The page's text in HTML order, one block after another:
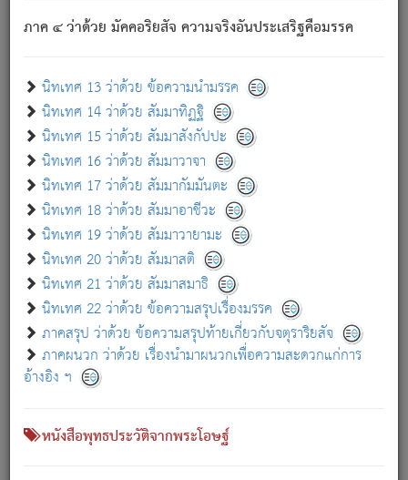
ภาค ๔ ว่าด้วย มัคคอริยสัจ ความจริงอันประเสริฐคือมรรค
นิทเทศ 13 ว่าด้วย ข้อความนำมรรค
นิทเทศ 14 ว่าด้วย สัมมาทิฏฐิ
นิทเทศ 15 ว่าด้วย สัมมาสังกัปปะ
นิทเทศ 16 ว่าด้วย สัมมาวาจา
นิทเทศ 17 ว่าด้วย สัมมากัมมันตะ
นิทเทศ 18 ว่าด้วย สัมมาอาชีวะ
นิทเทศ 19 ว่าด้วย สัมมาวายามะ
นิทเทศ 20 ว่าด้วย สัมมาสติ
นิทเทศ 21 ว่าด้วย สัมมาสมาธิ
นิทเทศ 22 ว่าด้วย ข้อความสรุปเรื่องมรรค
ภาคสรุป ว่าด้วย ข้อความสรุปท้ายเกี่ยวกับจตุราริยสัจ
ภาคผนวก ว่าด้วย เรื่องนำมาผนวกเพื่อความสะดวกแก่การ
อ้างอิง ฯ
หนังสือพุทธประวัติจากพระโอษฐ์
เกี่ยวกับธรรมโฆษณ์ออนไลน์ (Disclaimer)
แม้ระบบ "ธรรมโฆษณ์ออนไลน์" พยายามปรับปรุงข้อมูลให้ถูกต้องมากที่สุด
ผู้ศึกษาก็พึงตรวจสอบกับตัวเล่มหนังสือต้นฉบับ ที่มีการพิมพ์ครั้งล่าสุด
ก่อนนำข้อมูลไปใช้ในการอ้างอิง"
เกี่ยวกับอัตถจารี|เกี่ยวกับการพัฒนา|แจ้งข้อผิดพลาด / แนะนำ
หนังสือที่เกี่ยวข้อง